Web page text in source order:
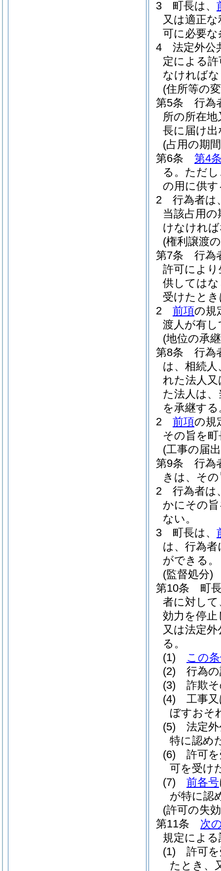
3
町長は、
又は適正
可に必要
4
法定外公
定による
なければ
(住所等の
第5条
行為
所の所在
長に届け
(占用の期
第6条
第4
る。 ただ
の用に供
2
行為者は
当該占用
けなけれ
(権利譲渡
第7条
行為
許可によ
供しては
受けたと
2
前項の規
渡人が有
(地位の承
第8条
行為
は、相続
れた法人
た法人は
を承継する
2
前項の規
その旨を
(工事の届
第9条
行為
きは、そ
2
行為者は
かにその
ない。
3
町長は、
は、行為
ができる。
(監督処分)
第10条
町
者に対して
効力を停
又は法定
る。
(1)
この
(2)
行為
(3)
詐欺
(4)
工事
ぼすおそ
(5)
法定
特に認め
(6)
許可
可を受け
(7)
前各号
が特に認
(許可の失
第11条
次
規定によ
(1)
許可
たとき、